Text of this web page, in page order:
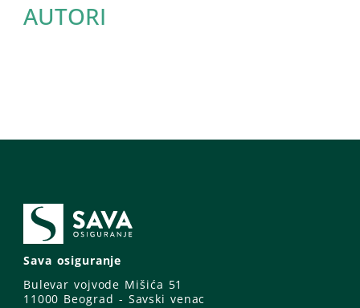
AUTORI
Sava osiguranje
Bulevar vojvode Mišića 51
11000 Beograd - Savski venac